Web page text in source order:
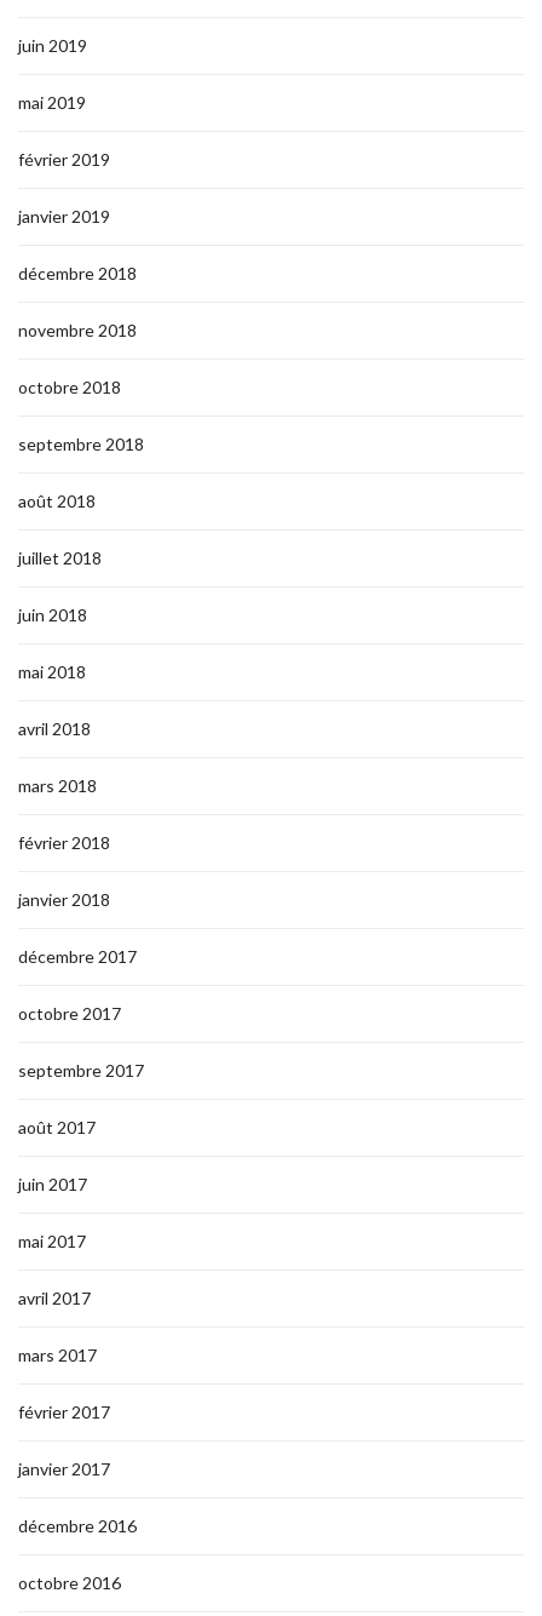
juin 2019
mai 2019
février 2019
janvier 2019
décembre 2018
novembre 2018
octobre 2018
septembre 2018
août 2018
juillet 2018
juin 2018
mai 2018
avril 2018
mars 2018
février 2018
janvier 2018
décembre 2017
octobre 2017
septembre 2017
août 2017
juin 2017
mai 2017
avril 2017
mars 2017
février 2017
janvier 2017
décembre 2016
octobre 2016